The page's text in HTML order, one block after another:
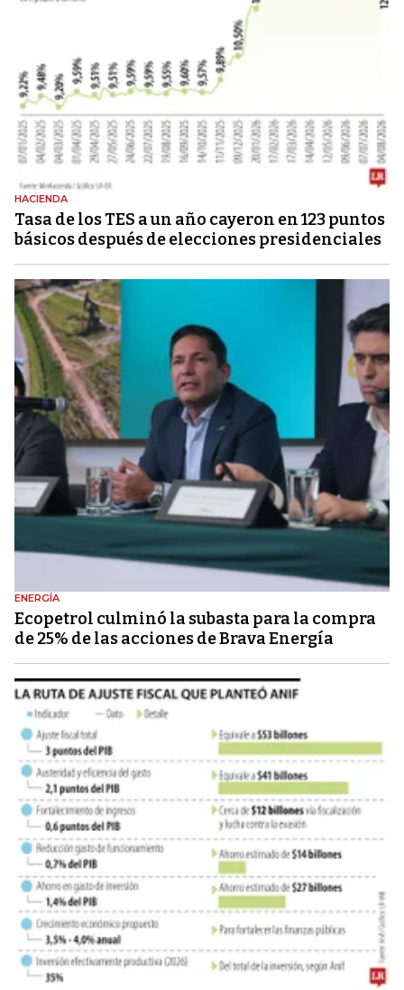
HACIENDA
Tasa de los TES a un año cayeron en 123 puntos
básicos después de elecciones presidenciales
ENERGÍA
Ecopetrol culminó la subasta para la compra
de 25% de las acciones de Brava Energía